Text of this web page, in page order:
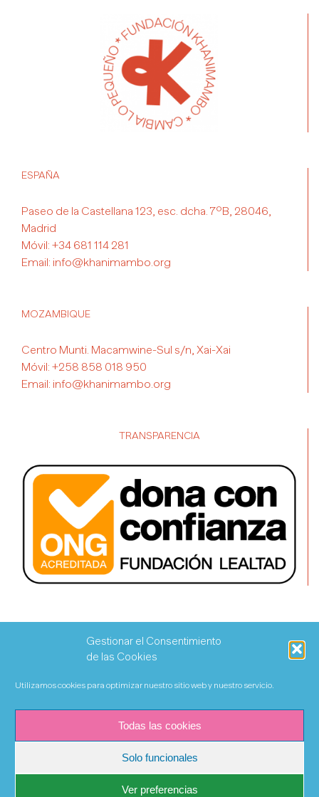
Gestionar el Consentimiento
de las Cookies
Utilizamos cookies para optimizar nuestro sitio web y nuestro servicio.
Todas las cookies
Solo funcionales
Ver preferencias
ESPAÑA
Paseo de la Castellana 123, esc. dcha. 7ºB, 28046,
Madrid
Móvil: +34 681 114 281
Email: info@khanimambo.org
MOZAMBIQUE
Centro Munti. Macamwine-Sul s/n, Xai-Xai
Móvil: +258 858 018 950
Email: info@khanimambo.org
TRANSPARENCIA
©Copyright 2020 Fundación Khanimambo | Todos los derechos